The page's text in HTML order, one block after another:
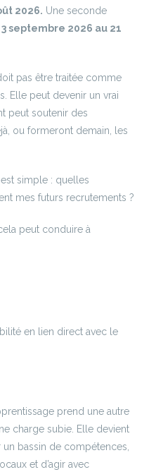
2026. Une seconde
3 septembre 2026 au 21
pas être traitée comme
Elle peut devenir un vrai
peut soutenir des
ou formeront demain, les
simple : quelles
mes futurs recrutements ?
peut conduire à
en lien direct avec le
prend une autre
charge subie. Elle devient
bassin de compétences,
et d’agir avec